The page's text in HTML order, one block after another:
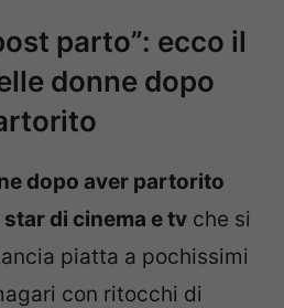
parto”: ecco il
donne dopo
dopo aver partorito
di cinema e tv che si
piatta a pochissimi
con ritocchi di